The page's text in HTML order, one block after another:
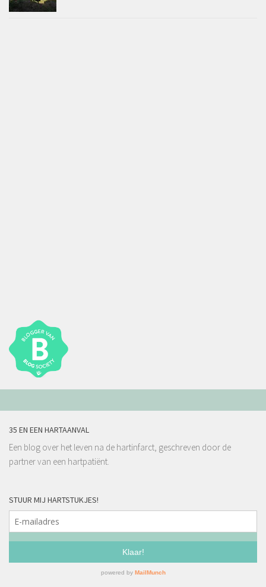
35 EN EEN HARTAANVAL
Een blog over het leven na de hartinfarct, geschreven door de
partner van een hartpatiënt.
STUUR MIJ HARTSTUKJES!